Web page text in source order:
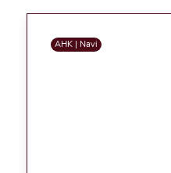
AHK | Navi